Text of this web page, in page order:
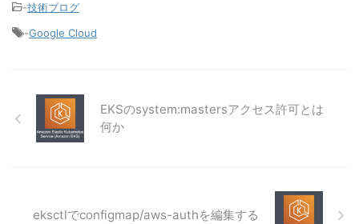
-技術ブログ
-Google Cloud
EKSのsystem:mastersアクセス許可とは
何か
eksctlでconfigmap/aws-authを編集する